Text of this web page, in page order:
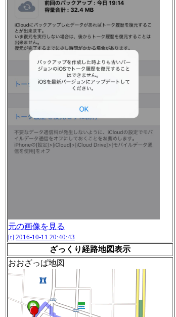
元の画像を見る
[t] 2016-10-11 20:40:43
ざっくり経路地図表示
おおざっぱ地図